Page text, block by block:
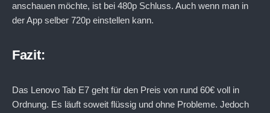
anschauen möchte, ist bei 480p Schluss. Auch wenn man in
der App selber 720p einstellen kann.
Fazit:
Das Lenovo Tab E7 geht für den Preis von rund 60€ voll in
Ordnung. Es läuft soweit flüssig und ohne Probleme. Jedoch